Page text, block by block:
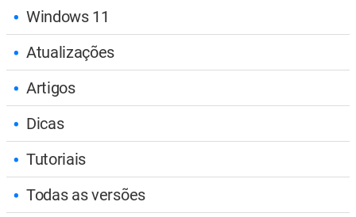
Windows 11
Atualizações
Artigos
Dicas
Tutoriais
Todas as versões